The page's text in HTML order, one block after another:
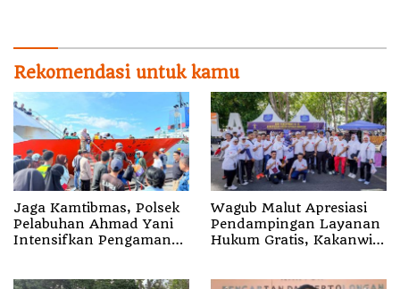
Rekomendasi untuk kamu
Jaga Kamtibmas, Polsek
Pelabuhan Ahmad Yani
Intensifkan Pengamanan
Wagub Malut Apresiasi
Pendampingan Layanan
Hukum Gratis, Kakanwil: